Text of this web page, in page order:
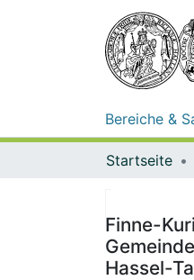
Bereiche &
Startseite
Finne-
Hassel-